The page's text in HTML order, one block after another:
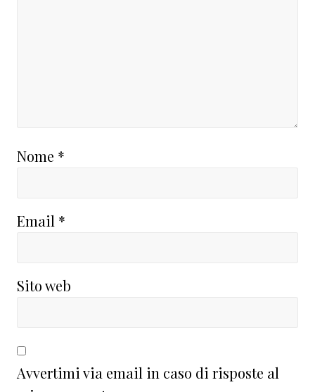
Nome *
Email *
Sito web
Avvertimi via email in caso di risposte al